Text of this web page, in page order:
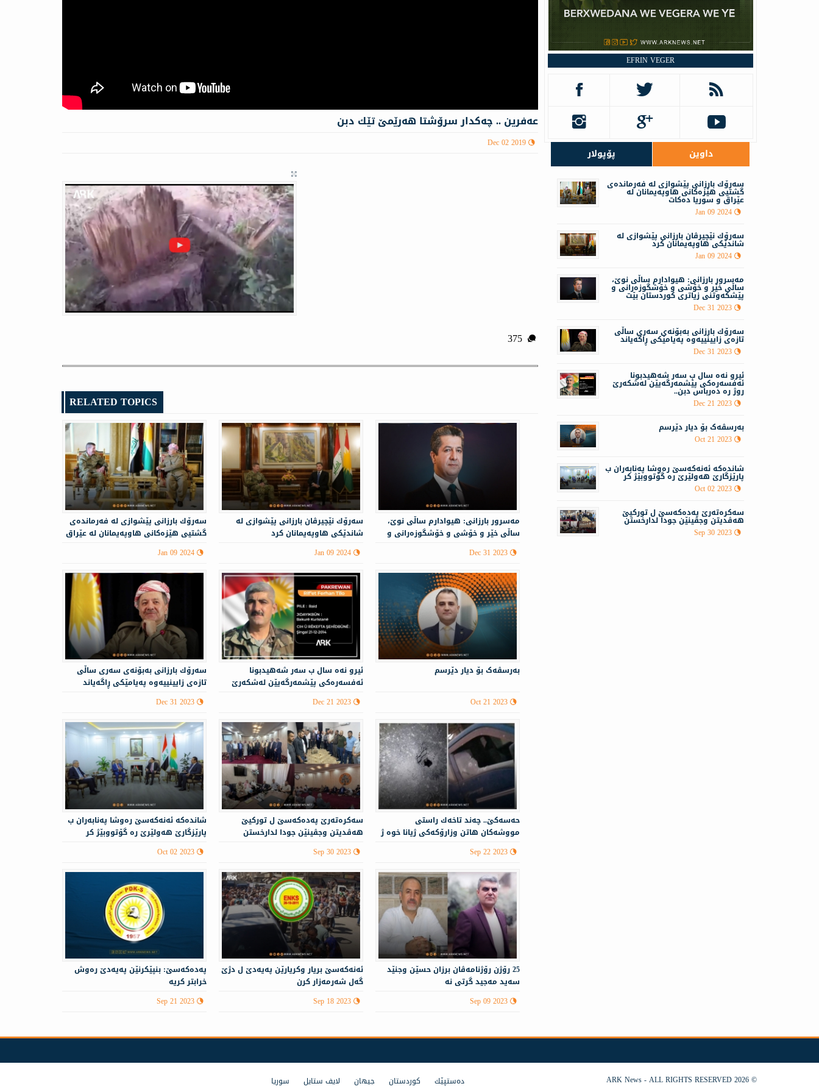
عه‌فرین .. چه‌كدار سرۆشتا هه‌رێمێ تێك دبن
Dec 02 2019
375
RELATED TOPICS
سه‌رۆك بارزانى پێشوازى لە فه‌رمانده‌ی
گشتیی هێزه‌كانی هاوپه‌یمانان لە عێراق
Jan 09 2024
سه‌رۆك نێچيرڤان بارزانى پێشوازى له‌
شاندێكی هاوپه‌یمانان كرد
Jan 09 2024
مه‌سرور بارزانی: هیوادارم ساڵی نوێ،
ساڵی خێر و خۆشی و خۆشگوزەرانی و
Dec 31 2023
سەرۆك بارزانی بەبۆنەی سەری ساڵی
تازەی زایینییه‌وه‌ په‌یامێكی ڕاگه‌یاند
Dec 31 2023
ئيرو نەه سال ب سه‌ر شه‌هيدبونا
ئه‌فسه‌ره‌كى پێشمه‌رگه‌يێن له‌شكه‌رێ
Dec 21 2023
بەرسڤەک بۆ دیار دێرسم
Oct 21 2023
شانده‌كه‌ ئە‌نەكەسێ ره‌وشا په‌نابه‌ران ب
پارێزگارێ هه‌ولێرێ ره‌ گۆتووبێژ كر
Oct 02 2023
سەكرەتەرێ پەدەكەسێ ل توركیێ
هەڤدیتن وجڤینێن جودا لدارخستن
Sep 30 2023
حه‌سه‌كێ.. چه‌ند تاخه‌ك راستی
مووشه‌كان هاتن وزارۆكه‌كی ژیانا خوه‌ ژ
Sep 22 2023
پەدەكەسێ: بنپێكرنێن پەیەدێ رەوش
خرابتر كریە
Sep 21 2023
ئەنەكەسێ بریار وكریارێن پەیەدێ ل دژێ
گەل شەرمەزار كرن
Sep 18 2023
25 رۆژن رۆژنامەڤان برزان حسێن وجنێد
سەید مەجید گرتی نە
Sep 09 2023
EFRIN VEGER
داوین پۆپولار
سه‌رۆك بارزانى پێشوازى لە فه‌رمانده‌ی
گشتیی هێزه‌كانی هاوپه‌یمانان لە
عێراق و سوریا دەکات
Jan 09 2024
سه‌رۆك نێچيرڤان بارزانى پێشوازى له‌
شاندێكی هاوپه‌یمانان كرد
Jan 09 2024
مه‌سرور بارزانی: هیوادارم ساڵی نوێ،
ساڵی خێر و خۆشی و خۆشگوزەرانی و
پێشکەوتنی زیاتری کوردستان بێت
Dec 31 2023
سەرۆك بارزانی بەبۆنەی سەری ساڵی
تازەی زایینییه‌وه‌ په‌یامێكی ڕاگه‌یاند
Dec 31 2023
ئيرو نەه سال ب سه‌ر شه‌هيدبونا
ئه‌فسه‌ره‌كى پێشمه‌رگه‌يێن له‌شكه‌رێ
روژ ره‌ ده‌رباس دبن..
Dec 21 2023
بەرسڤەک بۆ دیار دێرسم
Oct 21 2023
شانده‌كه‌ ئە‌نەكەسێ ره‌وشا په‌نابه‌ران ب
پارێزگارێ هه‌ولێرێ ره‌ گۆتووبێژ كر
Oct 02 2023
سەكرەتەرێ پەدەكەسێ ل توركیێ
هەڤدیتن وجڤینێن جودا لدارخستن
Sep 30 2023
ده‌ستپێك كوردستان جیهان لایف ستایل سوریا © 2026 ARK News - ALL RIGHTS RESERVED